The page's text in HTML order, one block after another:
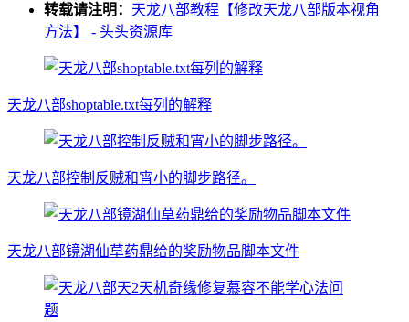
转载请注明： 天龙八部教程【修改天龙八部版本视角
方法】 - 头头资源库
天龙八部shoptable.txt每列的解释
天龙八部控制反贼和宵小的脚步路径。
天龙八部镜湖仙草药鼎给的奖励物品脚本文件